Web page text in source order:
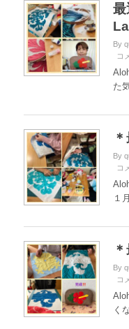
最
By
コ
た
By
コ
１
By
コ
く